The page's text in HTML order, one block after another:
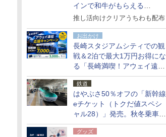
インで和牛がもらえる
「GO！GO！長崎スタンプラ
推し活向けクリアうちわも配布
お出かけ
長崎スタジアムシティでの観
戦＆2泊で最大1万円お得にな
る「長崎満喫！アウェイ遠征
応援キャンペーン」
鉄道
はやぶさ50％オフの「新幹線
eチケット（トクだ値スペシ
ャル28）」発売。秋冬乗車
分、えきねっと限定
グッズ